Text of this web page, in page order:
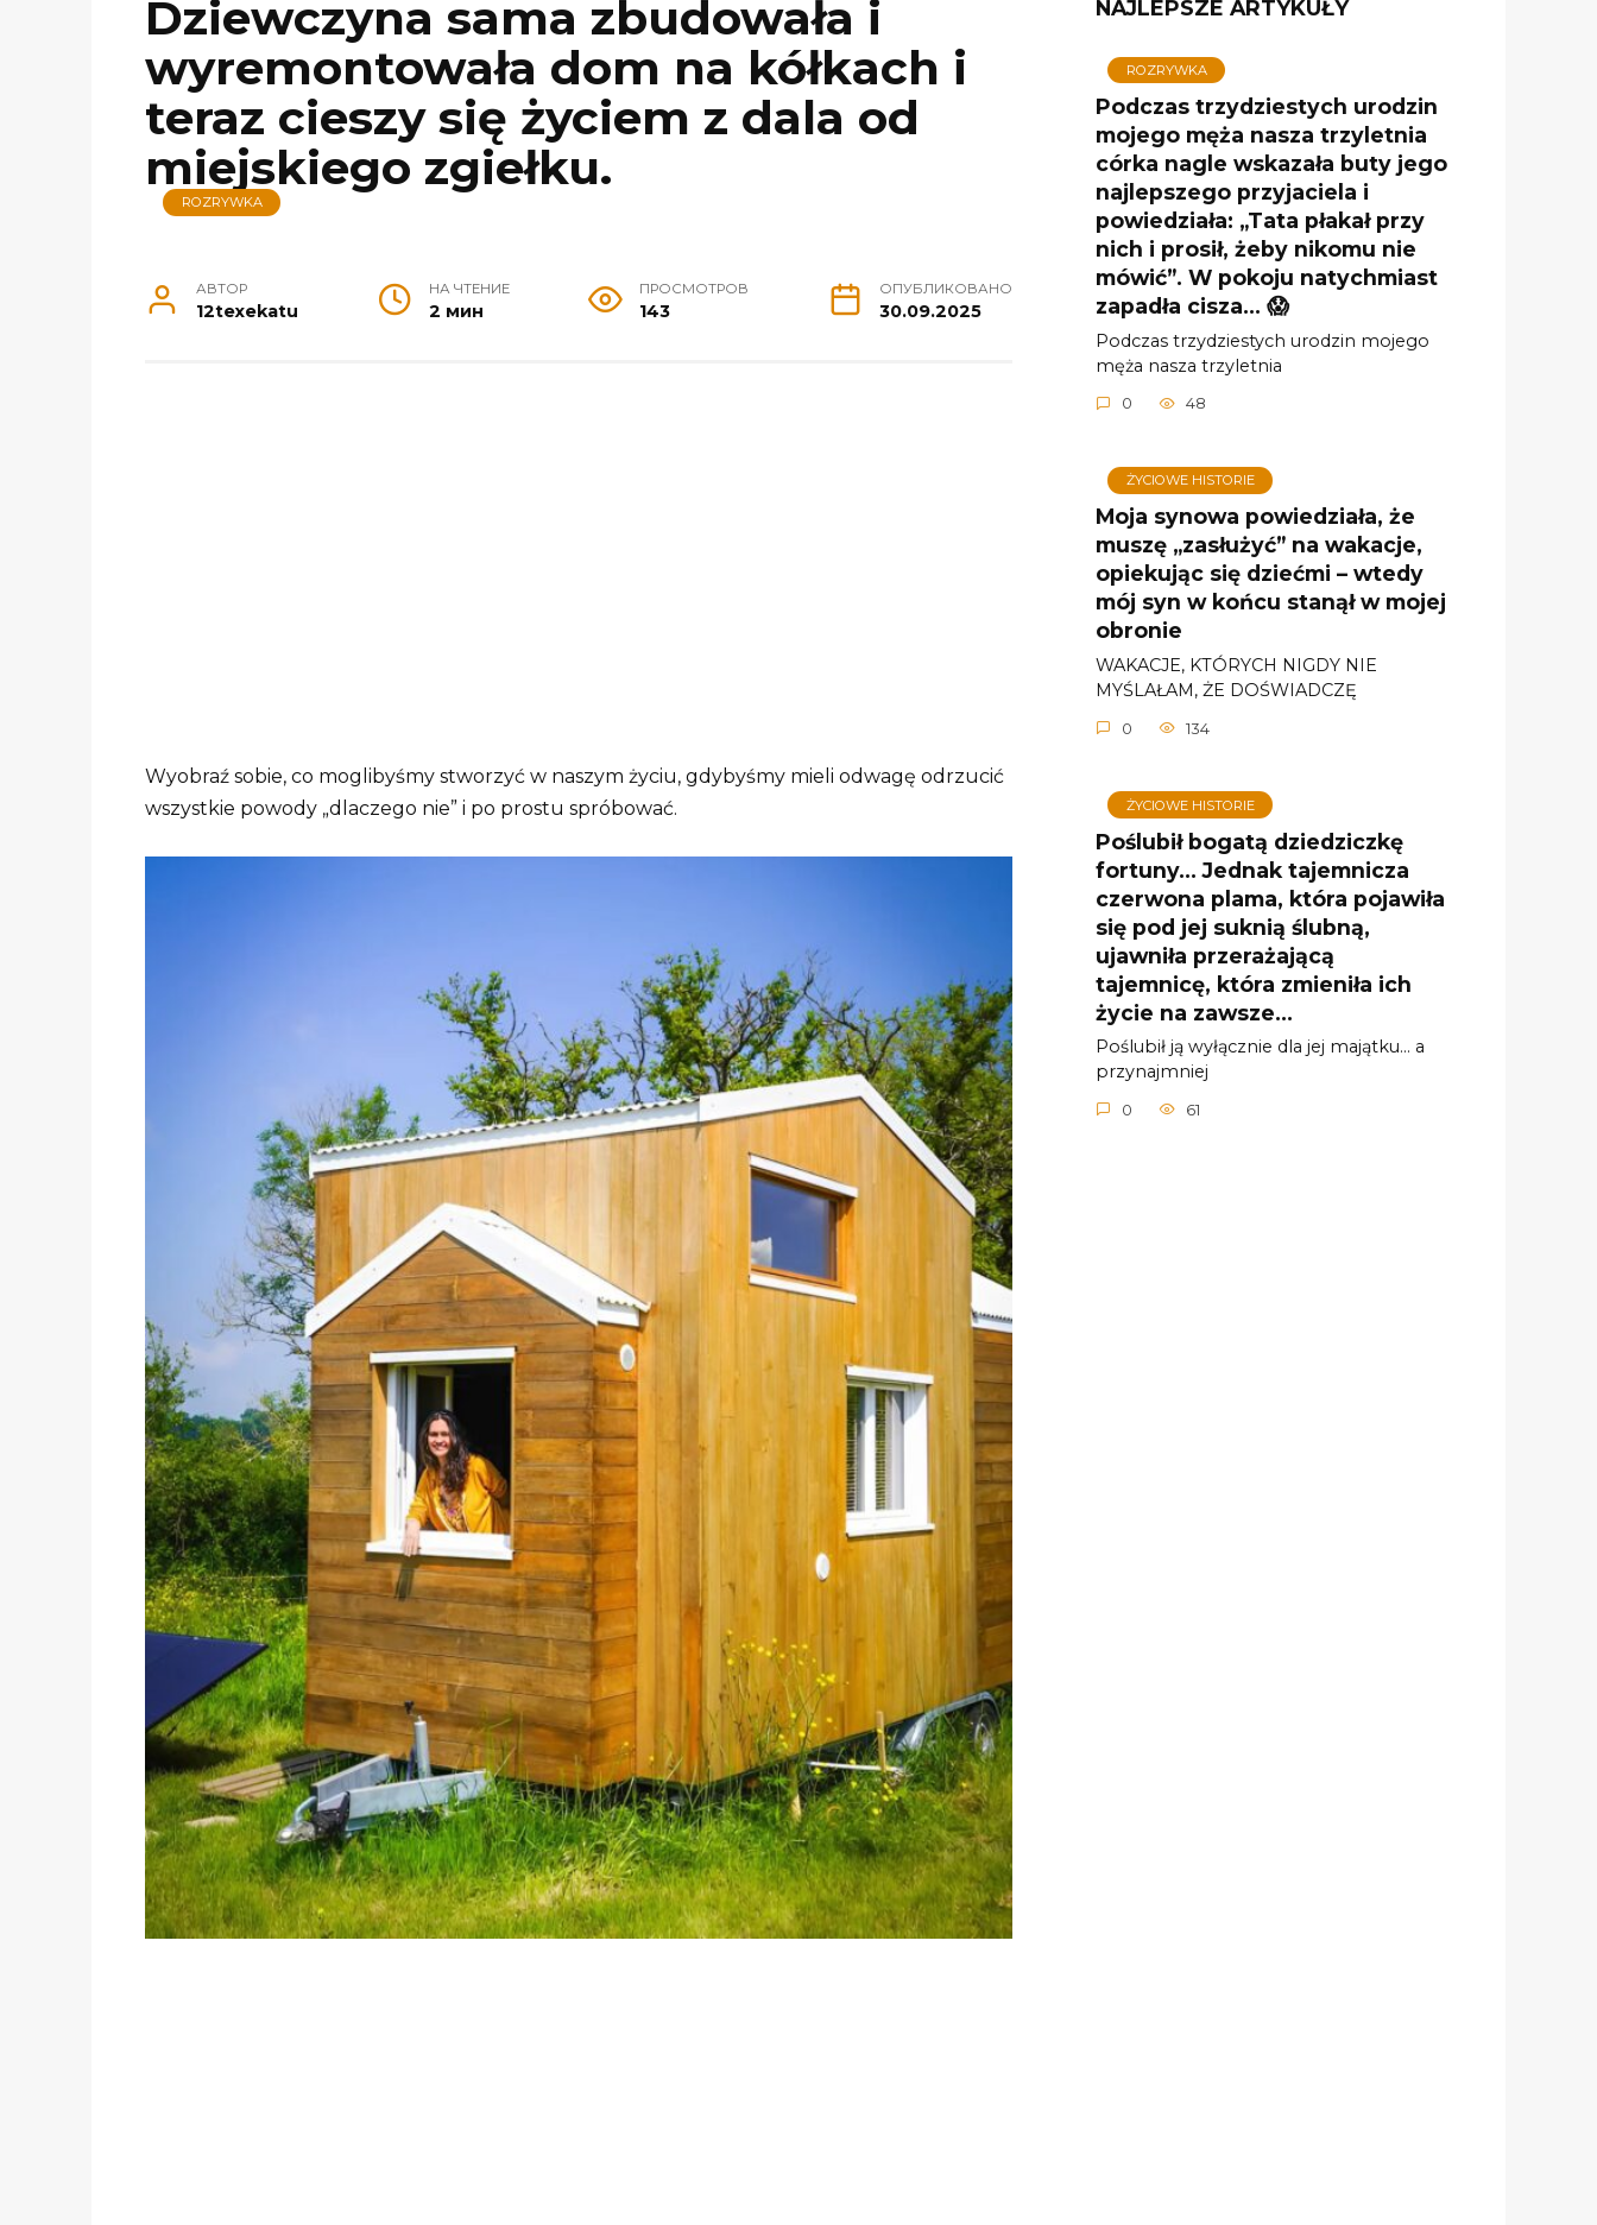
Dziewczyna sama zbudowała i
wyremontowała dom na kółkach i
teraz cieszy się życiem z dala od
miejskiego zgiełku.
ROZRYWKA
АВТОР
12texekatu
НА ЧТЕНИЕ
2 мин
ПРОСМОТРОВ
143
ОПУБЛИКОВАНО
30.09.2025
Wyobraź sobie, co moglibyśmy stworzyć w naszym życiu, gdybyśmy mieli odwagę odrzucić
wszystkie powody „dlaczego nie” i po prostu spróbować.
NAJLEPSZE ARTYKUŁY
ROZRYWKA
Podczas trzydziestych urodzin
mojego męża nasza trzyletnia
córka nagle wskazała buty jego
najlepszego przyjaciela i
powiedziała: „Tata płakał przy
nich i prosił, żeby nikomu nie
mówić”. W pokoju natychmiast
zapadła cisza… 😱
Podczas trzydziestych urodzin mojego
męża nasza trzyletnia
0 48
ŻYCIOWE HISTORIE
Moja synowa powiedziała, że ​​
muszę „zasłużyć” na wakacje,
opiekując się dziećmi – wtedy
mój syn w końcu stanął w mojej
obronie
WAKACJE, KTÓRYCH NIGDY NIE
MYŚLAŁAM, ŻE DOŚWIADCZĘ
0 134
ŻYCIOWE HISTORIE
Poślubił bogatą dziedziczkę
fortuny… Jednak tajemnicza
czerwona plama, która pojawiła
się pod jej suknią ślubną,
ujawniła przerażającą
tajemnicę, która zmieniła ich
życie na zawsze…
Poślubił ją wyłącznie dla jej majątku… a
przynajmniej
0 61